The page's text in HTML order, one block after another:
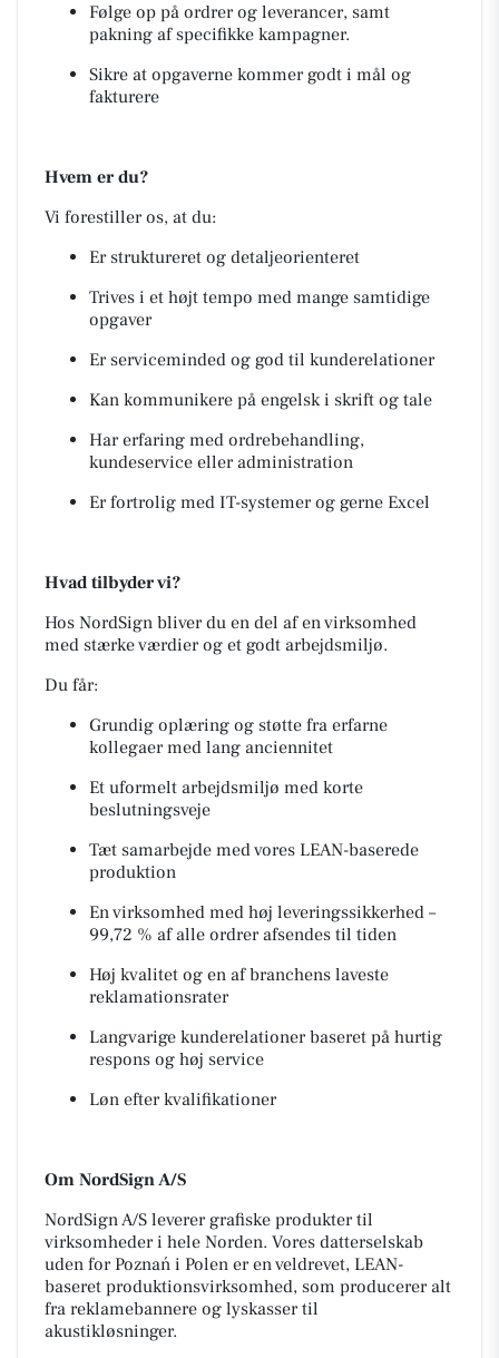
Følge op på ordrer og leverancer, samt
pakning af specifikke kampagner.
Sikre at opgaverne kommer godt i mål og
fakturere
Hvem er du?
Vi forestiller os, at du:
Er struktureret og detaljeorienteret
Trives i et højt tempo med mange samtidige
opgaver
Er serviceminded og god til kunderelationer
Kan kommunikere på engelsk i skrift og tale
Har erfaring med ordrebehandling,
kundeservice eller administration
Er fortrolig med IT-systemer og gerne Excel
Hvad tilbyder vi?
Hos NordSign bliver du en del af en virksomhed
med stærke værdier og et godt arbejdsmiljø.
Du får:
Grundig oplæring og støtte fra erfarne
kollegaer med lang anciennitet
Et uformelt arbejdsmiljø med korte
beslutningsveje
Tæt samarbejde med vores LEAN-baserede
produktion
En virksomhed med høj leveringssikkerhed –
99,72 % af alle ordrer afsendes til tiden
Høj kvalitet og en af branchens laveste
reklamationsrater
Langvarige kunderelationer baseret på hurtig
respons og høj service
Løn efter kvalifikationer
Om NordSign A/S
NordSign A/S leverer grafiske produkter til
virksomheder i hele Norden. Vores datterselskab
uden for Poznań i Polen er en veldrevet, LEAN-
baseret produktionsvirksomhed, som producerer alt
fra reklamebannere og lyskasser til
akustikløsninger.